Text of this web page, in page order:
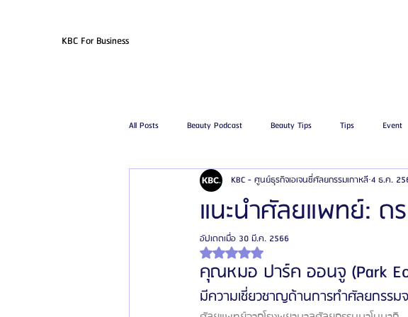
KBC For Business
All Posts Beauty Podcast Beauty Tips Tips Event
รีวิวศัลยกรรมฉีดไขมัน รีวิวศัลยกรรมดูดไขมัน โรงพยาบาล
โรงพยาบาลศัลยกรรมเฟรช โรงพยาบาลศัลยกรรมจีเอ็นจี
รีวิวศัลยกรรมผู้ชาย โรงพยาบาลศัลยกรรมมาอิน โรงพยา
แนะนำศัลยแพทย์: ดร
KBC - ศูนย์ธุรกิจเอเจนซี่ศัลยกรรมเกาหลี4 ธ.ค.
อัปเดตเมื่อ 30 มี.ค. 2566
ได้รับ NaN เต็ม 5 ดาว
คุณหมอ ปาร์ค ออนจู (Park
มีความเชี่ยวชาญด้านการทำศัลยกรรม